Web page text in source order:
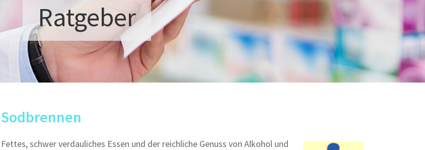
Ratgeber
Sodbrennen
Fettes, schwer verdauliches Essen und der reichliche Genuss von Alkohol und